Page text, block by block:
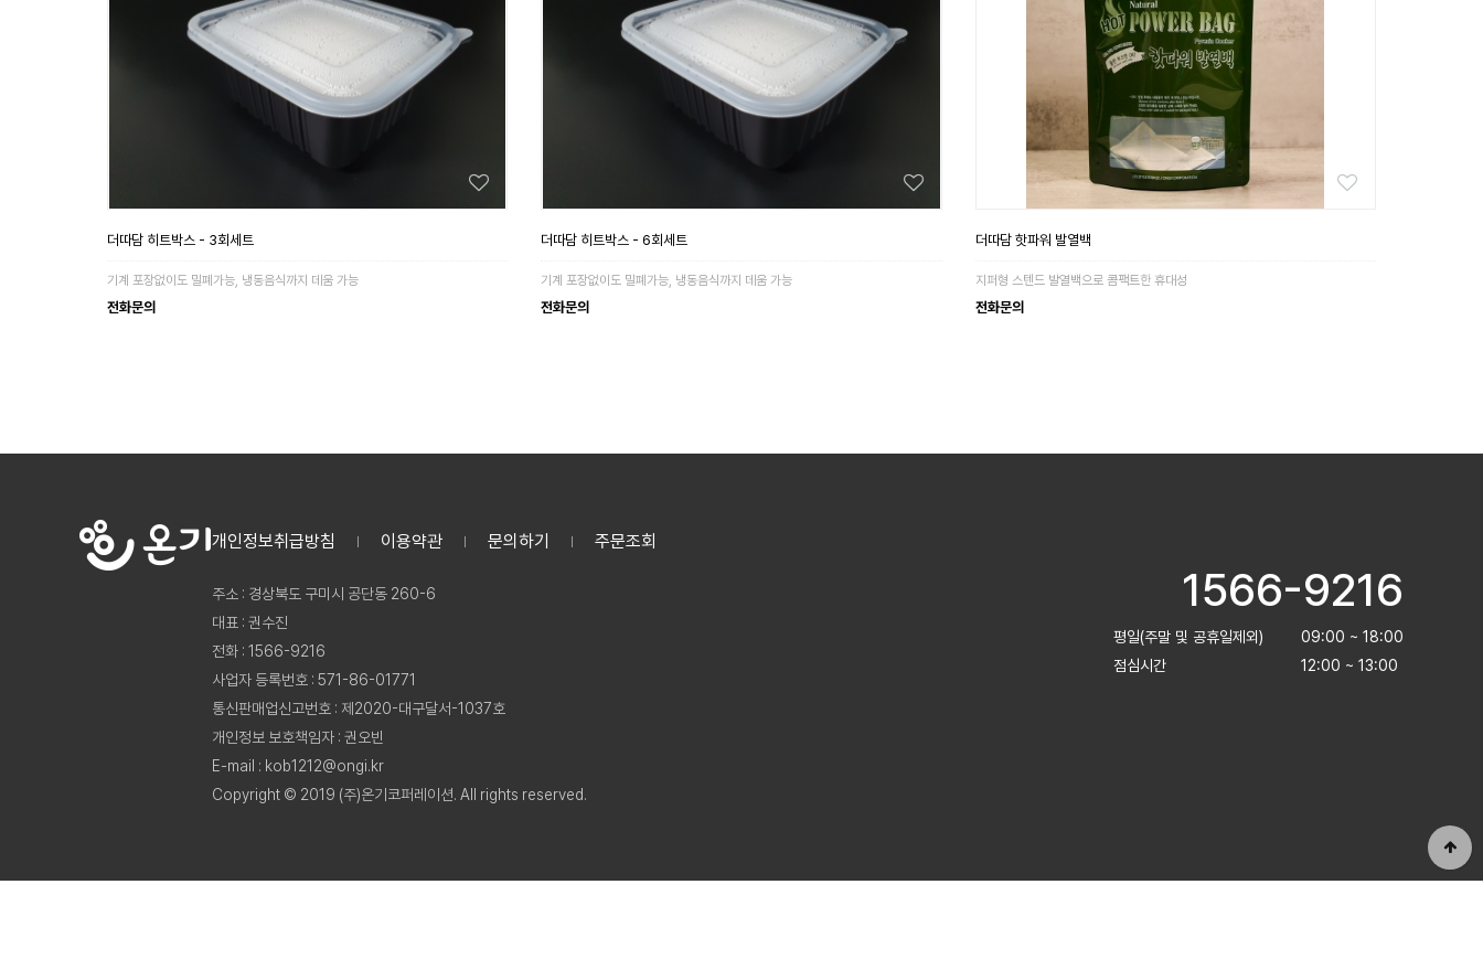
더따담 히트박스 - 3회세트
기계 포장없이도 밀폐가능, 냉동음식까지 데움 가능
전화문의
더따담 히트박스 - 6회세트
기계 포장없이도 밀폐가능, 냉동음식까지 데움 가능
전화문의
더따담 핫파워 발열백
지퍼형 스텐드 발열백으로 콤팩트한 휴대성
전화문의
개인정보취급방침 이용약관 문의하기 주문조회
주소 : 경상북도 구미시 공단동 260-6
대표 : 권수진
전화 : 1566-9216
사업자 등록번호 : 571-86-01771
통신판매업신고번호 : 제2020-대구달서-1037호
개인정보 보호책임자 : 권오빈
E-mail : kob1212@ongi.kr
Copyright © 2019 (주)온기코퍼레이션. All rights reserved.
1566-9216
평일(주말 및 공휴일제외)
09:00 ~ 18:00
점심시간
12:00 ~ 13:00